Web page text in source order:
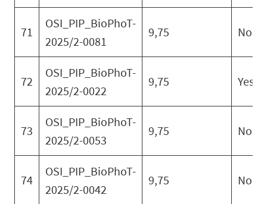
71
OSI_PIP_BioPhoT-
2025/2-0081
9,75 No
72
OSI_PIP_BioPhoT-
2025/2-0022
9,75 Yes
73
OSI_PIP_BioPhoT-
2025/2-0053
9,75 No
74
OSI_PIP_BioPhoT-
2025/2-0042
9,75 No